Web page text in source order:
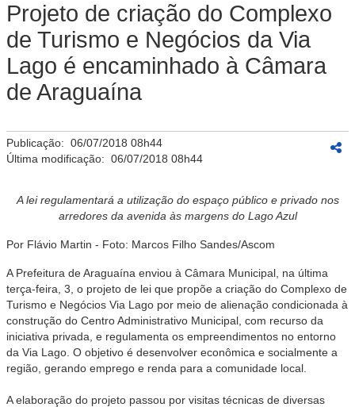
Projeto de criação do Complexo
de Turismo e Negócios da Via
Lago é encaminhado à Câmara
de Araguaína
Publicação: 06/07/2018 08h44
Última modificação: 06/07/2018 08h44
A lei regulamentará a utilização do espaço público e privado nos
arredores da avenida às margens do Lago Azul
Por Flávio Martin - Foto: Marcos Filho Sandes/Ascom
A Prefeitura de Araguaína enviou à Câmara Municipal, na última
terça-feira, 3, o projeto de lei que propõe a criação do Complexo de
Turismo e Negócios Via Lago por meio de alienação condicionada à
construção do Centro Administrativo Municipal, com recurso da
iniciativa privada, e regulamenta os empreendimentos no entorno
da Via Lago. O objetivo é desenvolver econômica e socialmente a
região, gerando emprego e renda para a comunidade local.
A elaboração do projeto passou por visitas técnicas de diversas